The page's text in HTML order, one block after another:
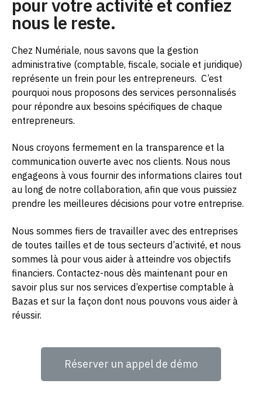
pour votre activité et confiez
nous le reste.
Chez Numériale, nous savons que la gestion
administrative (comptable, fiscale, sociale et juridique)
représente un frein pour les entrepreneurs. C’est
pourquoi nous proposons des services personnalisés
pour répondre aux besoins spécifiques de chaque
entrepreneurs.
Nous croyons fermement en la transparence et la
communication ouverte avec nos clients. Nous nous
engageons à vous fournir des informations claires tout
au long de notre collaboration, afin que vous puissiez
prendre les meilleures décisions pour votre entreprise.
Nous sommes fiers de travailler avec des entreprises
de toutes tailles et de tous secteurs d’activité, et nous
sommes là pour vous aider à atteindre vos objectifs
financiers. Contactez-nous dès maintenant pour en
savoir plus sur nos services d’expertise comptable à
Bazas et sur la façon dont nous pouvons vous aider à
réussir.
Réserver un appel de démo